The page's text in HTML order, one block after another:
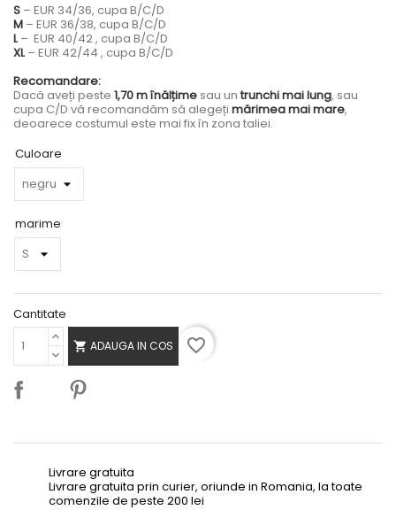
S – EUR 34/36, cupa B/C/D
M – EUR 36/38, cupa B/C/D
L – EUR 40/42 , cupa B/C/D
XL – EUR 42/44 , cupa B/C/D
Recomandare:
Dacă aveți peste 1,70 m înălțime sau un trunchi mai lung, sau
cupa C/D vă recomandăm să alegeți mărimea mai mare,
deoarece costumul este mai fix în zona taliei.
Culoare
marime
Cantitate
 ADAUGA IN COS favorite_border
Livrare gratuita
Livrare gratuita prin curier, oriunde in Romania, la toate
comenzile de peste 200 lei